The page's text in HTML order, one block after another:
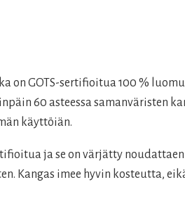
on GOTS-sertifioitua 100 %
60 asteessa samanväristen
käyttöiän.
ja se on värjätty
Kangas imee hyvin kosteutta,